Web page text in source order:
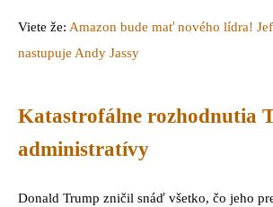
Viete že: Amazon bude mať nového lídra!
nastupuje Andy Jassy
Katastrofálne rozhodnutia
administratívy
Donald Trump zničil snáď všetko, čo jeho